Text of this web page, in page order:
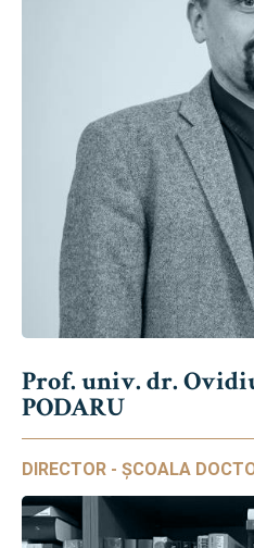
Prof. univ. dr.
PODARU
DIRECTOR - ȘCOALA